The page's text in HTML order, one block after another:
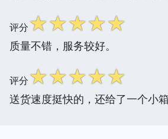
评分☆☆☆☆☆
质量不错，服务较好。
评分☆☆☆☆☆
送货速度挺快的，还给了一个小箱